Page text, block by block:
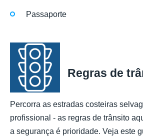
Passaporte
Regras de
Percorra as estradas costeiras
profissional - as regras de trânsito
a segurança é prioridade. Veja este